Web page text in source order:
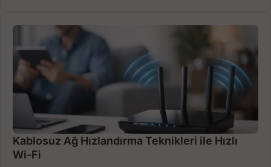
Kablosuz Ağ Hızlandırma Teknikleri ile Hızlı
Wi-Fi